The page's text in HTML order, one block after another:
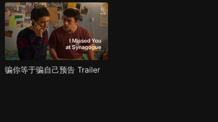
骗你等于骗自己预告 Trailer